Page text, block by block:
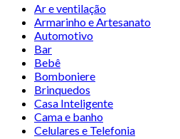
Ar e ventilação
Armarinho e Artesanato
Automotivo
Bar
Bebê
Bomboniere
Brinquedos
Casa Inteligente
Cama e banho
Celulares e Telefonia